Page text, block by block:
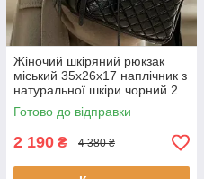
Жіночий шкіряний рюкзак
міський 35х26х17 наплічник з
натуральної шкіри чорний 2
основні відділення стильний
аксесуар
Готово до відправки
2 190 ₴ 4 380 ₴